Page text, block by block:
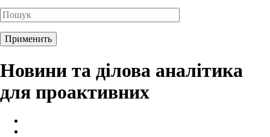
Новини та ділова аналітика
для проактивних